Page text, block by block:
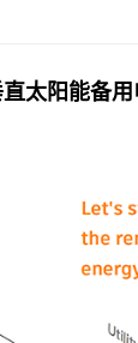
太阳能备